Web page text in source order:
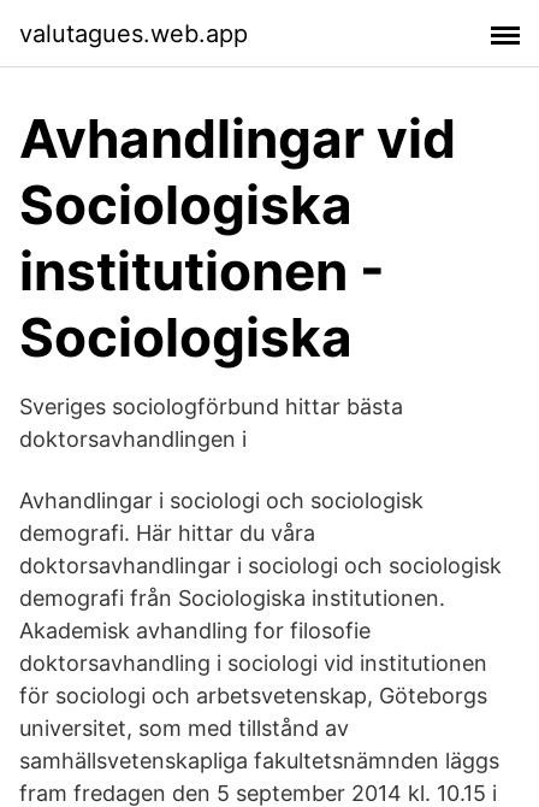
valutagues.web.app
Avhandlingar vid
Sociologiska
institutionen -
Sociologiska
Sveriges sociologförbund hittar bästa
doktorsavhandlingen i
Avhandlingar i sociologi och sociologisk
demografi. Här hittar du våra
doktorsavhandlingar i sociologi och sociologisk
demografi från Sociologiska institutionen.
Akademisk avhandling for filosofie
doktorsavhandling i sociologi vid institutionen
för sociologi och arbetsvetenskap, Göteborgs
universitet, som med tillstånd av
samhällsvetenskapliga fakultetsnämnden läggs
fram fredagen den 5 september 2014 kl. 10.15 i